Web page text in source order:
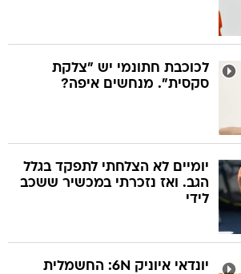
לכוכבת חתונמי יש "צלקת
סקסית". מנחשים איפה?
יומיים לא הצלחתי לתפקד בגלל
הגב. ואז נזכרתי במכשיר ששכב
לידי
יונדאי איוניק 6N: החשמלית